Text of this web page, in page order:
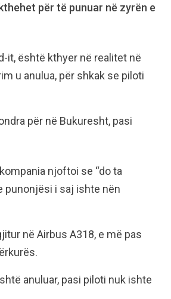
për të punuar në zyrën e
it, është kthyer në realitet në
u anulua, për shkak se piloti
për në Bukuresht, pasi
njoftoi se “do ta
punonjësi i saj ishte nën
në Airbus A318, e më pas
anuluar, pasi piloti nuk ishte